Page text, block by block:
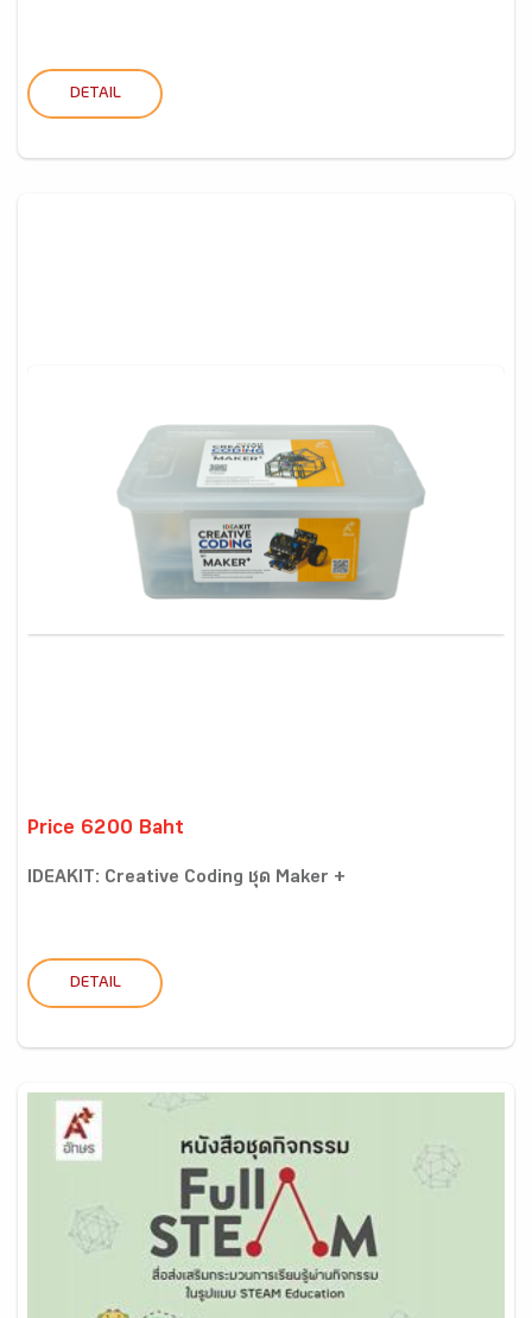
DETAIL
Price 6200 Baht
IDEAKIT: Creative Coding ชุด Maker +
DETAIL